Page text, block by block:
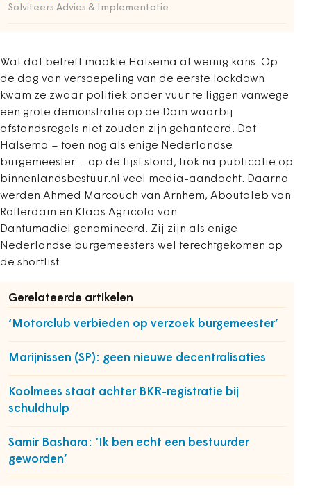
Solviteers Advies & Implementatie
Wat dat betreft maakte Halsema al weinig kans. Op
de dag van versoepeling van de eerste lockdown
kwam ze zwaar politiek onder vuur te liggen vanwege
een grote demonstratie op de Dam waarbij
afstandsregels niet zouden zijn gehanteerd. Dat
Halsema – toen nog als enige Nederlandse
burgemeester – op de lijst stond, trok na publicatie op
binnenlandsbestuur.nl veel media-aandacht. Daarna
werden Ahmed Marcouch van Arnhem, Aboutaleb van
Rotterdam en Klaas Agricola van
Dantumadiel genomineerd. Zij zijn als enige
Nederlandse burgemeesters wel terechtgekomen op
de shortlist.
Gerelateerde artikelen
‘Motorclub verbieden op verzoek burgemeester’
Marijnissen (SP): geen nieuwe decentralisaties
Koolmees staat achter BKR-registratie bij
schuldhulp
Samir Bashara: ‘Ik ben echt een bestuurder
geworden’